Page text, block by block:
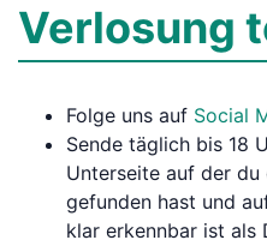
Verlosung
Folge uns auf Social
Sende täglich bis 18
Unterseite auf der du
gefunden hast und
klar erkennbar ist als